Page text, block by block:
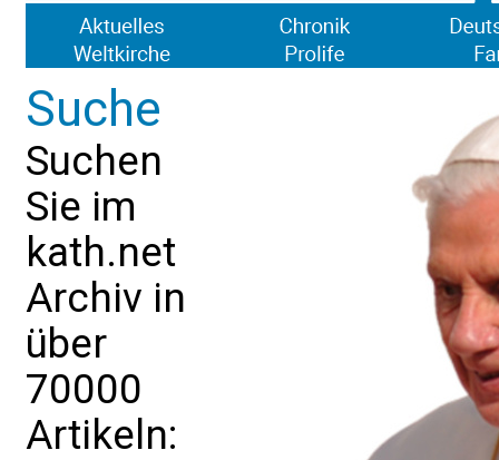
Suche
Suchen
Sie im
kath.net
Archiv in
über
70000
Artikeln: